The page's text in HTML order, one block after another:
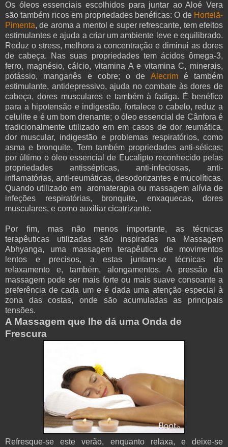
Os óleos essenciais escolhidos para juntar ao Aloé Vera
são também ricos em propriedades benéficas: O de Hortelã-
Pimenta, de aroma a mentol e super refrescante, tem efeitos
estimulantes e ajuda a criar um ambiente leve e equilibrado.
Reduz o stress, melhora a concentração e diminui as dores
de cabeça. Nas suas propriedades tem ácidos ômega-3,
ferro, magnésio, cálcio, vitamina A e vitamina C, minerais,
potássio, manganês e cobre; o de Alecrimé também
estimulante, antidepressivo, ajuda no combate às dores de
cabeça, dores musculares e também à fadiga. É benéfico
para a hipotensão e indigestão, fortalece o cabelo, reduz a
celulite e é um bom drenante; o óleo essencial de Cânfora é
tradicionalmente utilizado em em casos de dor reumática,
dor muscular, indigestão e problemas respiratórios, como
asma e bronquite. Tem também propriedades anti-séticas;
por último o óleo essencial de Eucalipto reconhecido pelas
propriedades antissépticas, anti-infeciosas, anti-
inflamatórias, anti-reumáticas, desodorizantes e mucolíticas.
Quando utilizado em aromaterapia ou massagem alívia de
infeções respiratórias, bronquite, enxaquecas, dores
musculares, e como auxiliar cicatrizante.
Por fim, mas não menos importante, as técnicas
terapêuticas utilizadas são inspiradas na Massagem
Abhyanga, uma massagem terapêutica de movimentos
lentos e precisos, a estas juntam-se técnicas de
relaxamento e, também, alongamentos. A pressão da
massagem pode ser mais forte ou mais suave consoante a
preferência de cada um e é dada uma atenção especial à
zona das costas, onde são acumuladas as principais
tensões.
A Massagem que lhe dá uma Onda de
Frescura
Refresque-se este verão, enquanto relaxa, e deixe-se